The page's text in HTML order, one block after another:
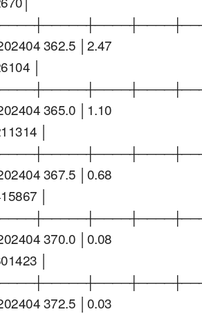
362.5 │2.47
│
365.0 │1.10
│
367.5 │0.68
│
370.0 │0.08
│
372.5 │0.03